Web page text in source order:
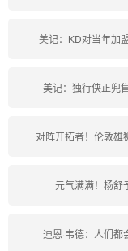
美记：KD对当年加
美记：独行侠正兜
对阵开拓者！伦敦雄
元气满满！杨舒
迪恩·韦德：人们